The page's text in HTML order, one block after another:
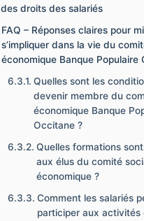
des droits des salariés
FAQ – Réponses claires pour
s’impliquer dans la vie du
économique Banque Populaire
Quelles sont les
devenir membre du
économique Banque
Occitane ?
Quelles formations
aux élus du comité
économique ?
Comment les salariés
participer aux activités